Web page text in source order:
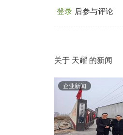
登录 后参与评论
关于 天耀 的新闻
企业新闻